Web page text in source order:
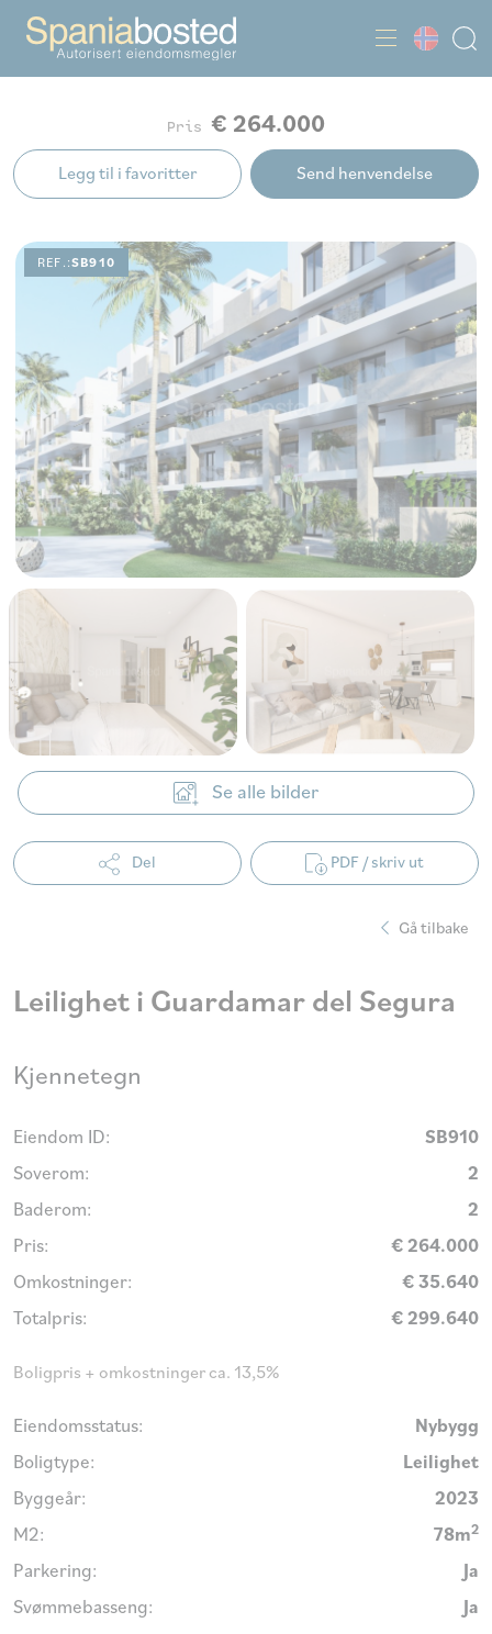
Pris € 264.000
Legg til i favoritter Send henvendelse
REF.:SB910
Se alle bilder
Del PDF / skriv ut
Gå tilbake
Leilighet i Guardamar del Segura
Kjennetegn
Eiendom ID:
SB910
Soverom:
2
Baderom:
2
Pris:
€ 264.000
Omkostninger:
€ 35.640
Totalpris:
€ 299.640
Boligpris + omkostninger ca. 13,5%
Eiendomsstatus:
Nybygg
Boligtype:
Leilighet
Byggeår:
2023
M2:
78m2
Parkering:
Ja
Svømmebasseng:
Ja